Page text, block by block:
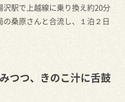
駅で上越線に乗り換え約20分
桑原さんと合流し、１泊２日
つつ、きのこ汁に舌鼓